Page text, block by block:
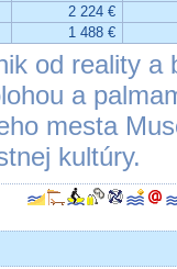
2 224 €
1 488 €
od reality a
a
mesta
kultúry.